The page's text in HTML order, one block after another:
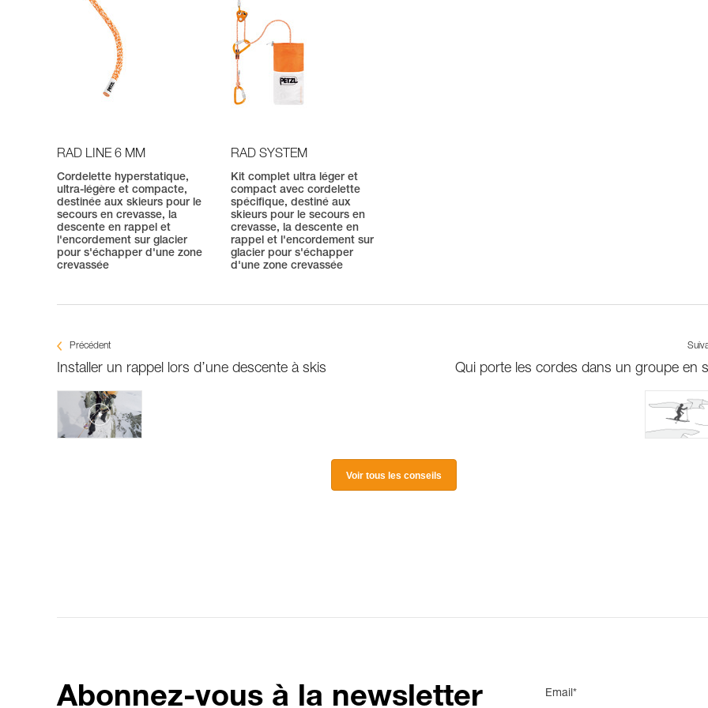
RAD LINE 6 MM
Cordelette hyperstatique,
ultra-légère et compacte,
destinée aux skieurs pour le
secours en crevasse, la
descente en rappel et
l'encordement sur glacier
pour s'échapper d'une zone
crevassée
RAD SYSTEM
Kit complet ultra léger et
compact avec cordelette
spécifique, destiné aux
skieurs pour le secours en
crevasse, la descente en
rappel et l'encordement sur
glacier pour s'échapper
d'une zone crevassée
Précédent
Installer un rappel lors d’une descente à skis Qui porte les cordes dans un groupe en
Voir tous les conseils
Abonnez-vous à la newsletter Email*